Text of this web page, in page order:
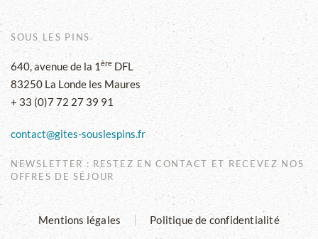
SOUS LES PINS
640, avenue de la 1 ère DFL
83250 La Londe les Maures
+ 33 (0)7 72 27 39 91
contact@gites-souslespins.fr
NEWSLETTER : RESTEZ EN CONTACT ET RECEVEZ NOS
OFFRES DE SÉJOUR
Mentions légales
Politique de confidentialité